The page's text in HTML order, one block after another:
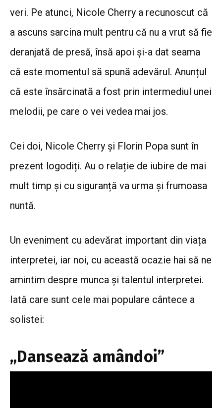
veri. Pe atunci, Nicole Cherry a recunoscut că
a ascuns sarcina mult pentru că nu a vrut să fie
deranjată de presă, însă apoi și-a dat seama
că este momentul să spună adevărul. Anunțul
că este însărcinată a fost prin intermediul unei
melodii, pe care o vei vedea mai jos.
Cei doi, Nicole Cherry și Florin Popa sunt în
prezent logodiți. Au o relație de iubire de mai
mult timp și cu siguranță va urma și frumoasa
nuntă.
Un eveniment cu adevărat important din viața
interpretei, iar noi, cu această ocazie hai să ne
amintim despre munca și talentul interpretei.
Iată care sunt cele mai populare cântece a
solistei:
„Dansează amândoi”